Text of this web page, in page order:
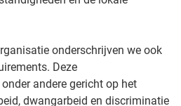
onderschrijven we ook
Deze
andere gericht op het
dwangarbeid en discriminatie